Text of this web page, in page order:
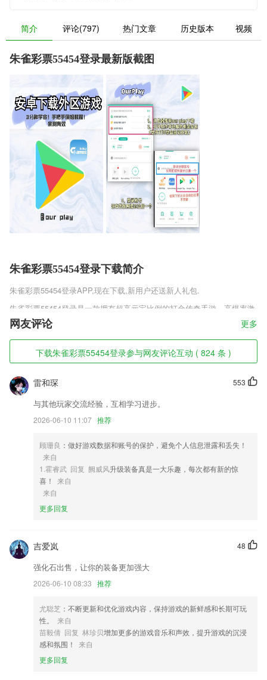
简介 评论(797) 热门文章 历史版本 视频
朱雀彩票55454登录最新版截图
朱雀彩票55454登录下载简介
朱雀彩票55454登录APP,现在下载,新用户还送新人礼包.
朱雀彩票55454登录是一款拥有超高元宝比例的打金传奇手游，高爆率激
情掉宝，高倍率元宝回收，带给玩家们丰厚的打进奖励。很多小伙伴还不
知道怎么打金，今天就带来帝王冰雪打金教程，让玩家们在游戏当中尽快
收获福利，喜欢这款帝王冰雪传奇的玩家们快来下载吧。
朱雀彩票55454登录软件特色
1,包含了我国各种国粹文化，是一个非常好的了解传统国文化的平台。
2,实时为你提交每一个环节的训练图，便捷比照效果;
3,放心：老师都经严格认证，择优推荐，末位淘汰！
步，方便领导第一时间查看流转公文和员工申请，提升企业运作效率。
5,考试指南涵盖了执业医师考试大纲、考试速记、考试经验和考前必读版
块，细心为考生提供一些考试小贴士
6,及时跟踪艺术市场冷热,科学探究艺术产业发展经营
朱雀彩票55454登录软件优势
2.在线即可为您提供翻译文本的解释，查看到译文。
3.录取查询等
4.科学记单词，空闲时间记单词，定时复习，让单词记忆更牢固。手机随
5.在加法、减法学习中,用形象的图形画册表示让宝宝从宝宝巴士最基本
的10以内的加减法入手,理解加法和减法的不同意思,为以后的学习打下基
础,培养儿童数学农场的学习兴趣
6.分年龄段、分课程智能推送适合孩子当前年龄段所需的早教课程！
网友评论 更多
下载朱雀彩票55454登录参与网友评论互动 ( 824 条 )
553
雷和琛
与其他玩家交流经验，互相学习进步。
2026-06-10 11:07 推荐
顾珊良 ：做好游戏数据和账号的保护，避免个人信息泄露和丢失！
来自
1.霍睿武 回复 阙威风升级装备真是一大乐趣，每次都有新的惊
喜！
来自
来自
更多回复
48
吉爱岚
强化石出售，让你的装备更加强大
2026-06-10 08:33 推荐
尤聪芝 ：不断更新和优化游戏内容，保持游戏的新鲜感和长期可玩
性。
来自
苗毅倩 回复 林珍贝增加更多的游戏音乐和声效，提升游戏的沉浸
感和氛围！
来自
更多回复